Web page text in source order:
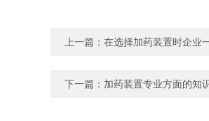
上一篇： 在选择加药装置时企业
下一篇： 加药装置专业方面的知